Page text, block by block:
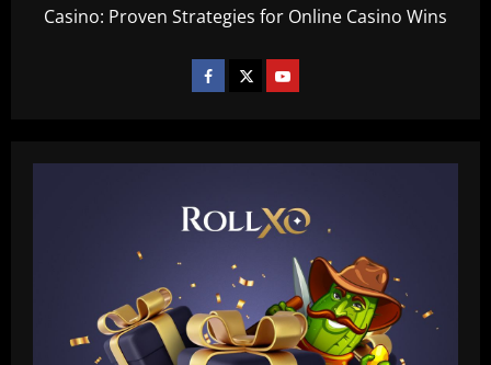
Casino: Proven Strategies for Online Casino Wins